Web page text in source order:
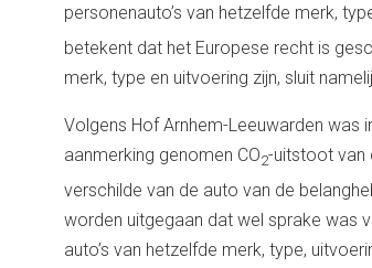
personenauto’s van hetzelfde merk,
betekent dat het Europese recht is
merk, type en uitvoering zijn, sluit
Volgens Hof Arnhem-Leeuwarden was
aanmerking genomen CO2-uitstoot van
verschilde van de auto van de
worden uitgegaan dat wel sprake was
auto’s van hetzelfde merk, type,